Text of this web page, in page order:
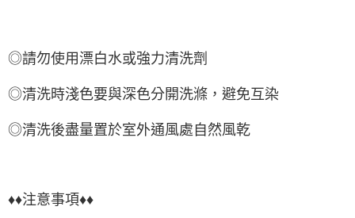
◎請勿使用漂白水或強力清洗劑
◎清洗時淺色要與深色分開洗滌，避免互染
◎清洗後盡量置於室外通風處自然風乾
♦♦注意事項♦♦